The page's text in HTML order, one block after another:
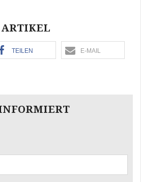
TEILEN E-MAIL